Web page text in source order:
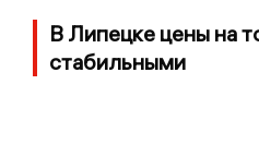
В Липецке цены на
стабильными